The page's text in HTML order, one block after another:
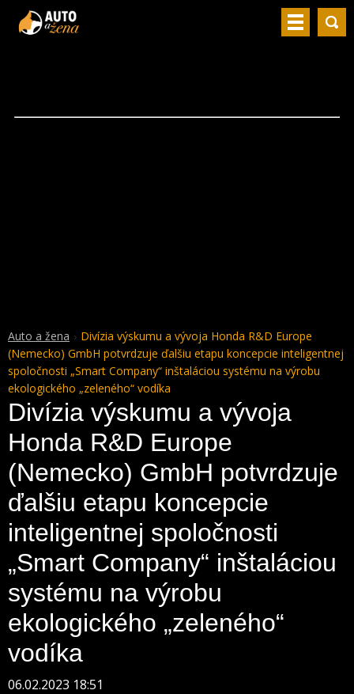
Auto a žena
Divízia výskumu a vývoja Honda R&D Europe
(Nemecko) GmbH potvrdzuje ďalšiu etapu koncepcie inteligentnej
spoločnosti „Smart Company“ inštaláciou systému na výrobu
ekologického „zeleného“ vodíka
Divízia výskumu a vývoja
Honda R&D Europe
(Nemecko) GmbH potvrdzuje
ďalšiu etapu koncepcie
inteligentnej spoločnosti
„Smart Company“ inštaláciou
systému na výrobu
ekologického „zeleného“
vodíka
06.02.2023 18:51